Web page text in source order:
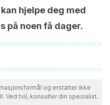
hjelpe deg med
på noen få dager.
av teamet vårt for å
aktualitet og validitet.
betraktet som pålitelig og
og erstatter ikke
Ved tvil, konsulter din spesialist.